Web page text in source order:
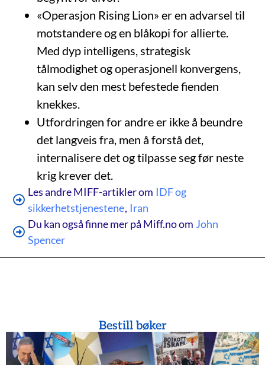
«Operasjon Rising Lion» er en advarsel til
motstandere og en blåkopi for allierte.
Med dyp intelligens, strategisk
tålmodighet og operasjonell konvergens,
kan selv den mest befestede fienden
knekkes.
Utfordringen for andre er ikke å beundre
det langveis fra, men å forstå det,
internalisere det og tilpasse seg før neste
krig krever det.
Les andre MIFF-artikler om IDF og
sikkerhetstjenestene, Iran
Du kan også finne mer på Miff.no om John
Spencer
Bestill bøker